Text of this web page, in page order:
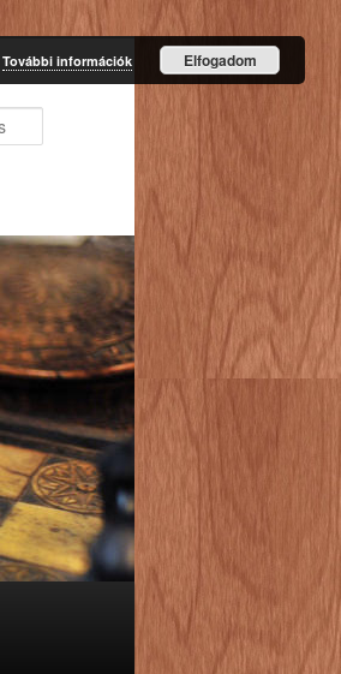
További információk Elfogadom